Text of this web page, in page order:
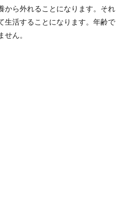
から外れることになります。それ
生活することになります。年齢で
せん。